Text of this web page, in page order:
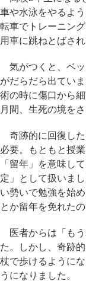
車や水泳をやるよ
転車でトレーニン
用車に跳ねとばされ
気がつくと、ベッ
がだらだら出てい
術の時に傷口から
月間、生死の境を
奇跡的に回復した
必要。もともと授
「留年」を意味し
定」として扱いま
い勢いで勉強を始
とか留年を免れたの
医者からは「もう
た。しかし、奇跡
杖で歩けるように
うになりました。